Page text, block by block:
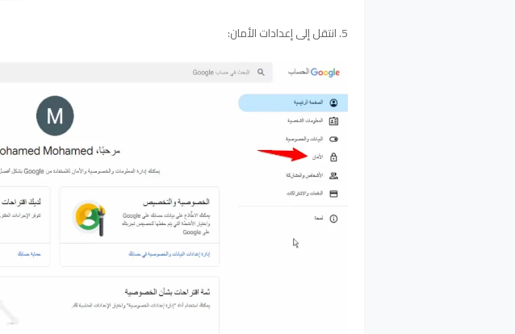
5. انتقل إلى إعدادات الأمان: